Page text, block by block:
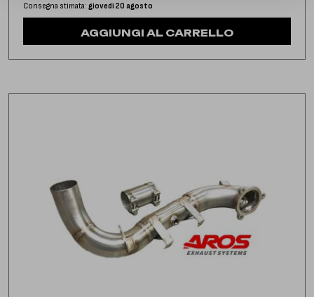
Consegna stimata: giovedì 20 agosto
AGGIUNGI AL CARRELLO